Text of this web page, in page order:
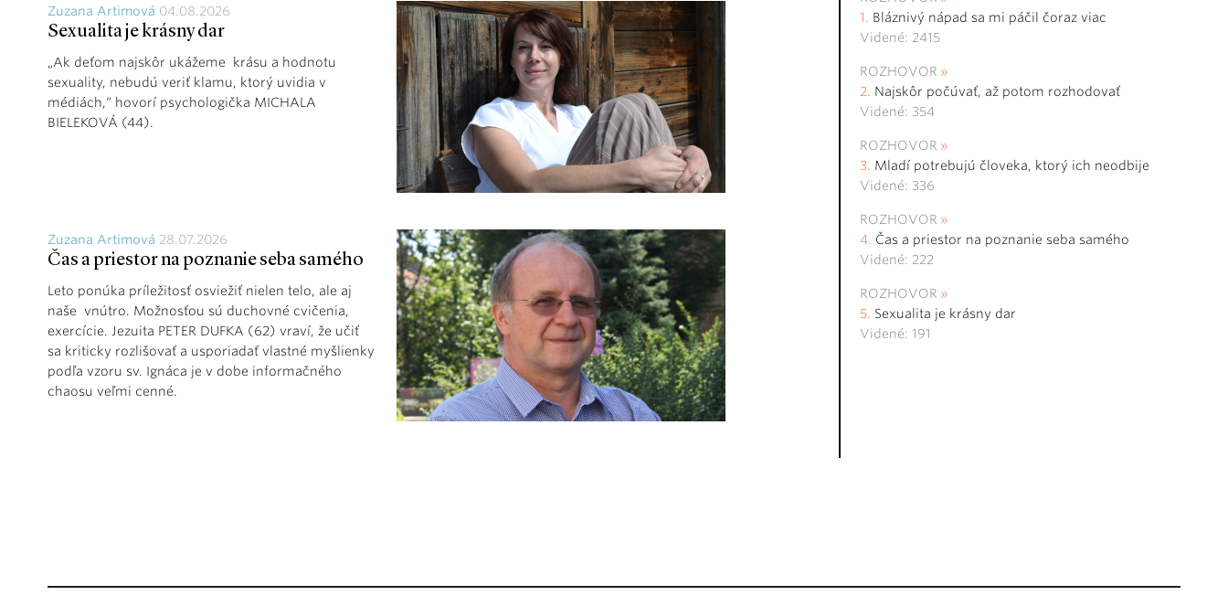
Zuzana Artimová 04.08.2026
Sexualita je krásny dar
„Ak deťom najskôr ukážeme krásu a hodnotu
sexuality, nebudú veriť klamu, ktorý uvidia v
médiách,“ hovorí psychologička MICHALA
BIELEKOVÁ (44).
Zuzana Artimová 28.07.2026
Čas a priestor na poznanie seba samého
Leto ponúka príležitosť osviežiť nielen telo, ale aj
naše vnútro. Možnosťou sú duchovné cvičenia,
exercície. Jezuita PETER DUFKA (62) vraví, že učiť
sa kriticky rozlišovať a usporiadať vlastné myšlienky
podľa vzoru sv. Ignáca je v dobe informačného
chaosu veľmi cenné.
Bláznivý nápad sa mi páčil čoraz viac
Videné: 2415
ROZHOVOR
Najskôr počúvať, až potom rozhodovať
Videné: 354
ROZHOVOR
Mladí potrebujú človeka, ktorý ich neodbije
Videné: 336
ROZHOVOR
Čas a priestor na poznanie seba samého
Videné: 222
ROZHOVOR
Sexualita je krásny dar
Videné: 191